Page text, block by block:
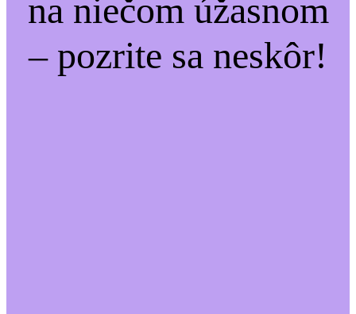
na niečom úžasnom
– pozrite sa neskôr!